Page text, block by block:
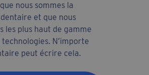
nous sommes la
et que nous
les plus haut de gamme
N’importe
peut écrire cela.